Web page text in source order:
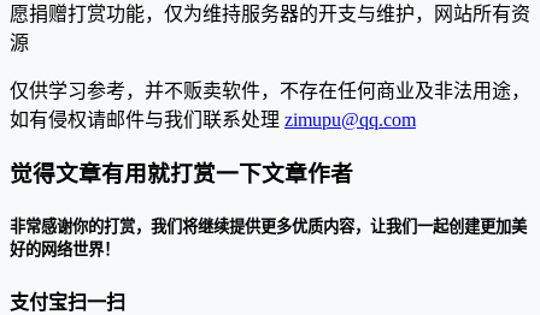
愿捐赠打赏功能，仅为维持服务器的开支与维护，网站所有资
源
仅供学习参考，并不贩卖软件，不存在任何商业及非法用途，
如有侵权请邮件与我们联系处理 zimupu@qq.com
觉得文章有用就打赏一下文章作者
非常感谢你的打赏，我们将继续提供更多优质内容，让我们一起创建更加美
好的网络世界！
支付宝扫一扫